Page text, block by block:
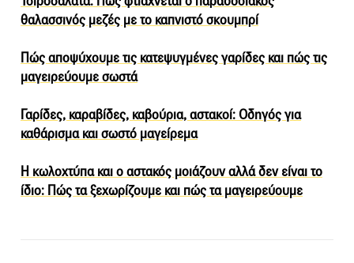
θαλασσινός μεζές με το καπνιστό σκουμπρί
Πώς αποψύχουμε τις κατεψυγμένες γαρίδες και πώς τις
μαγειρεύουμε σωστά
Γαρίδες, καραβίδες, καβούρια, αστακοί: Οδηγός για
καθάρισμα και σωστό μαγείρεμα
Η κωλοχτύπα και ο αστακός μοιάζουν αλλά δεν είναι το
ίδιο: Πώς τα ξεχωρίζουμε και πώς τα μαγειρεύουμε